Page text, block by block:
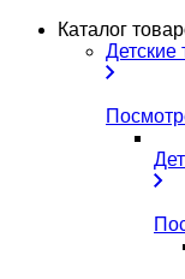
Каталог
Детские